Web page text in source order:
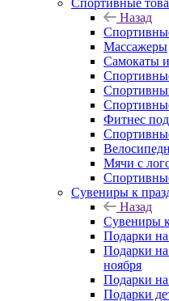
Спортивные
Назад
Массажеры
Самокаты
Фитнес
Мячи с
Сувениры к
Назад
Сувениры
Подарки
Подарки
ноября
Подарки
Подарки